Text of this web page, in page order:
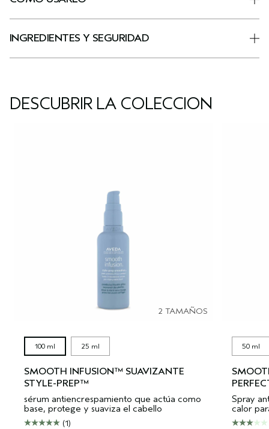
INGREDIENTES Y SEGURIDAD
DESCUBRIR LA COLECCIÓN
2 TAMAÑOS
100 ml 25 ml
SMOOTH INFUSION™ SUAVIZANTE
STYLE-PREP™
sérum antiencrespamiento que actúa como
base, protege y suaviza el cabello
(1)
50 ml
Spray
calor